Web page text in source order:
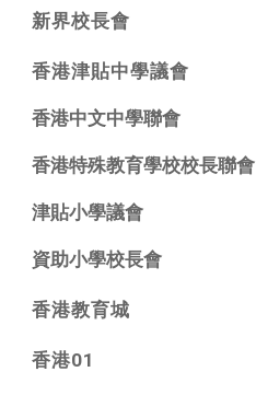
新界校長會
香港津貼中學議會
香港中文中學聯會
香港特殊教育學校校長聯會
津貼小學議會
資助小學校長會
香港教育城
香港01